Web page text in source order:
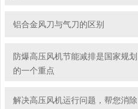
铝合金风刀与气刀的区别
防爆高压风机节能减排是国家规划
的一个重点
解决高压风机运行问题，帮您消除